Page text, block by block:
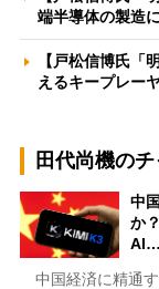
端半導体の製造
【戸松信博氏「
えるキープレ
田代尚機の
中
か
AI…
中国経済に精通